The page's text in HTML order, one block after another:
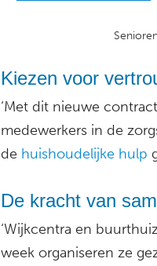
Kiezen voor
‘Met dit nieuwe
medewerkers in de
de huishoudelijke hulp
De kracht van
‘Wijkcentra en
week organiseren ze